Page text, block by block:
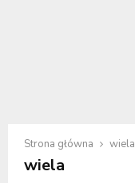
Strona główna wiela
wiela